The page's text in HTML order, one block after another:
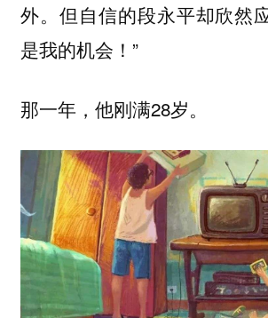
外。但自信的段永平却欣然
是我的机会！”
那一年，他刚满28岁。